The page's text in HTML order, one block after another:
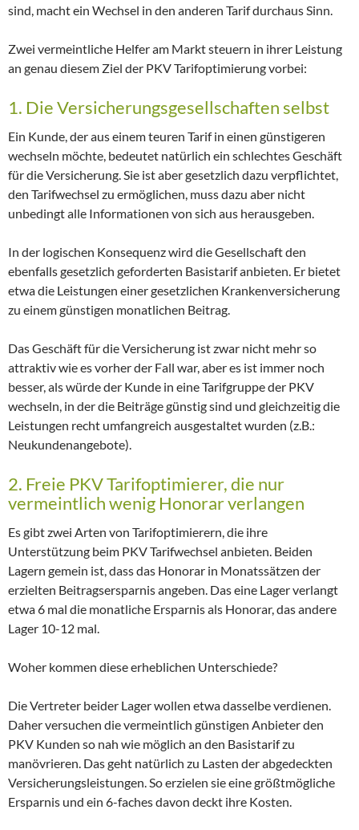
sind, macht ein Wechsel in den anderen Tarif durchaus Sinn.
Zwei vermeintliche Helfer am Markt steuern in ihrer Leistung
an genau diesem Ziel der PKV Tarifoptimierung vorbei:
1. Die Versicherungsgesellschaften selbst
Ein Kunde, der aus einem teuren Tarif in einen günstigeren
wechseln möchte, bedeutet natürlich ein schlechtes Geschäft
für die Versicherung. Sie ist aber gesetzlich dazu verpflichtet,
den Tarifwechsel zu ermöglichen, muss dazu aber nicht
unbedingt alle Informationen von sich aus herausgeben.
In der logischen Konsequenz wird die Gesellschaft den
ebenfalls gesetzlich geforderten Basistarif anbieten. Er bietet
etwa die Leistungen einer gesetzlichen Krankenversicherung
zu einem günstigen monatlichen Beitrag.
Das Geschäft für die Versicherung ist zwar nicht mehr so
attraktiv wie es vorher der Fall war, aber es ist immer noch
besser, als würde der Kunde in eine Tarifgruppe der PKV
wechseln, in der die Beiträge günstig sind und gleichzeitig die
Leistungen recht umfangreich ausgestaltet wurden (z.B.:
Neukundenangebote).
2. Freie PKV Tarifoptimierer, die nur
vermeintlich wenig Honorar verlangen
Es gibt zwei Arten von Tarifoptimierern, die ihre
Unterstützung beim PKV Tarifwechsel anbieten. Beiden
Lagern gemein ist, dass das Honorar in Monatssätzen der
erzielten Beitragsersparnis angeben. Das eine Lager verlangt
etwa 6 mal die monatliche Ersparnis als Honorar, das andere
Lager 10-12 mal.
Woher kommen diese erheblichen Unterschiede?
Die Vertreter beider Lager wollen etwa dasselbe verdienen.
Daher versuchen die vermeintlich günstigen Anbieter den
PKV Kunden so nah wie möglich an den Basistarif zu
manövrieren. Das geht natürlich zu Lasten der abgedeckten
Versicherungsleistungen. So erzielen sie eine größtmögliche
Ersparnis und ein 6-faches davon deckt ihre Kosten.